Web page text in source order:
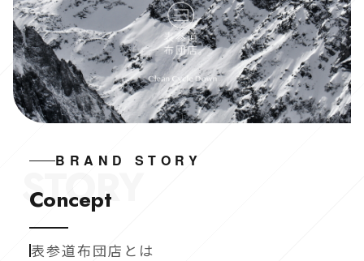
SCROLL
BRAND STORY
STORY
Concept
表参道布団店とは